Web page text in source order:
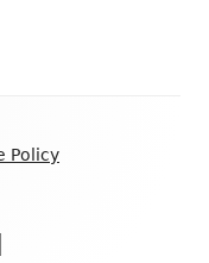
Policy